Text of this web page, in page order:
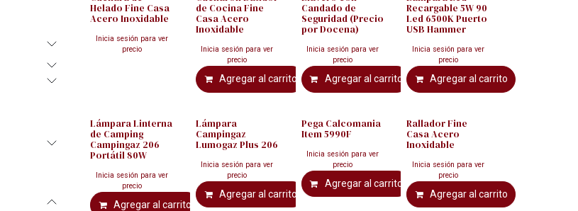
Helado Fine Casa
Acero Inoxidable
Inicia sesión para ver
precio
de Cocina Fine
Casa Acero
Inoxidable
Inicia sesión para ver
precio
Agregar al carrito
Candado de
Seguridad (Precio
por Docena)
Inicia sesión para ver
precio
Agregar al carrito
Recargable 5W 90
Led 6500K Puerto
USB Hammer
Inicia sesión para ver
precio
Agregar al carrito
Lámpara Linterna
de Camping
Campingaz 206
Portátil 80W
Inicia sesión para ver
precio
Agregar al carrito
Lámpara
Campingaz
Lumogaz Plus 206
Inicia sesión para ver
precio
Agregar al carrito
Pega Calcomania
Item 5990F
Inicia sesión para ver
precio
Agregar al carrito
Rallador Fine
Casa Acero
Inoxidable
Inicia sesión para ver
precio
Agregar al carrito